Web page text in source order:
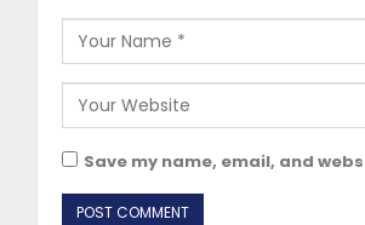
Save my name, email, and